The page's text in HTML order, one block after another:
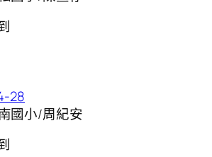
28
國小/周紀安